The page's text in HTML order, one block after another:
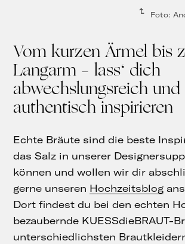
Foto:
Vom kurzen Ärmel bis
Langarm – lass‘ dich
abwechslungsreich und
authentisch inspirieren
Echte Bräute sind die beste
das Salz in unserer
können und wollen wir dir
gerne unseren Hochzeitsblog
Dort findest du bei den echten
bezaubernde KUESSdieBRAUT-
unterschiedlichsten